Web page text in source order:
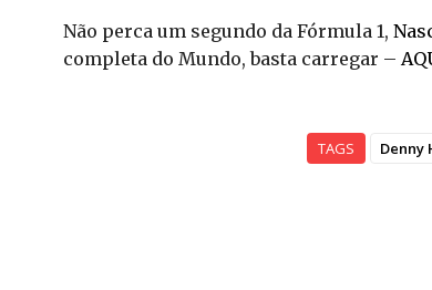
Não perca um segundo da Fórmula 1,
completa do Mundo, basta carregar –
TAGS Denny